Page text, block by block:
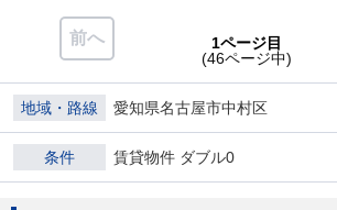
前へ
1ページ目
(46ページ中)
地域・路線 愛知県名古屋市中村区
条件 賃貸物件 ダブル0